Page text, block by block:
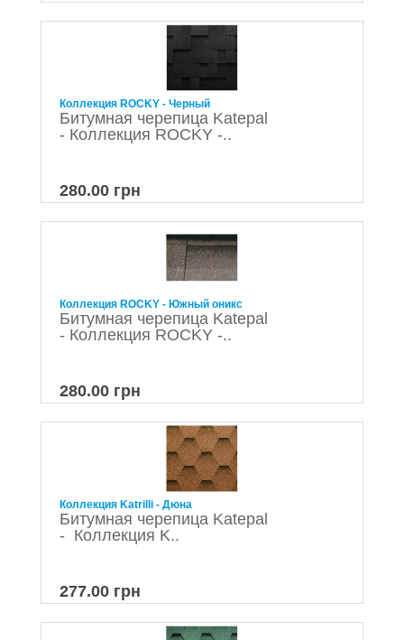
Коллекция ROCKY - Черный
Битумная черепица Katepal
- Коллекция ROCKY -..
280.00 грн
Коллекция ROCKY - Южный оникс
Битумная черепица Katepal
- Коллекция ROCKY -..
280.00 грн
Коллекция Katrilli - Дюна
Битумная черепица Katepal
- Коллекция K..
277.00 грн